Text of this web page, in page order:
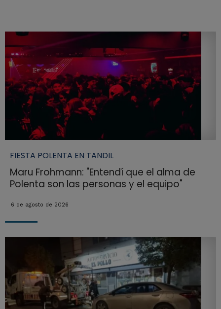
FIESTA POLENTA EN TANDIL
Maru Frohmann: "Entendí que el alma de
Polenta son las personas y el equipo"
6 de agosto de 2026